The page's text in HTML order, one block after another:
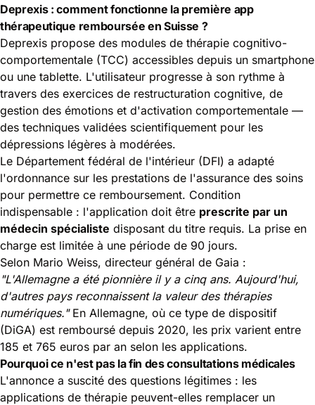
Deprexis : comment fonctionne la première app
thérapeutique remboursée en Suisse ?
Deprexis propose des modules de thérapie cognitivo-
comportementale (TCC) accessibles depuis un smartphone
ou une tablette. L'utilisateur progresse à son rythme à
travers des exercices de restructuration cognitive, de
gestion des émotions et d'activation comportementale —
des techniques validées scientifiquement pour les
dépressions légères à modérées.
Le Département fédéral de l'intérieur (DFI) a adapté
l'ordonnance sur les prestations de l'assurance des soins
pour permettre ce remboursement. Condition
indispensable : l'application doit être prescrite par un
médecin spécialiste disposant du titre requis. La prise en
charge est limitée à une période de 90 jours.
Selon Mario Weiss, directeur général de Gaia :
"L'Allemagne a été pionnière il y a cinq ans. Aujourd'hui,
d'autres pays reconnaissent la valeur des thérapies
numériques."En Allemagne, où ce type de dispositif
(DiGA) est remboursé depuis 2020, les prix varient entre
185 et 765 euros par an selon les applications.
Pourquoi ce n'est pas la fin des consultations médicales
L'annonce a suscité des questions légitimes : les
applications de thérapie peuvent-elles remplacer un